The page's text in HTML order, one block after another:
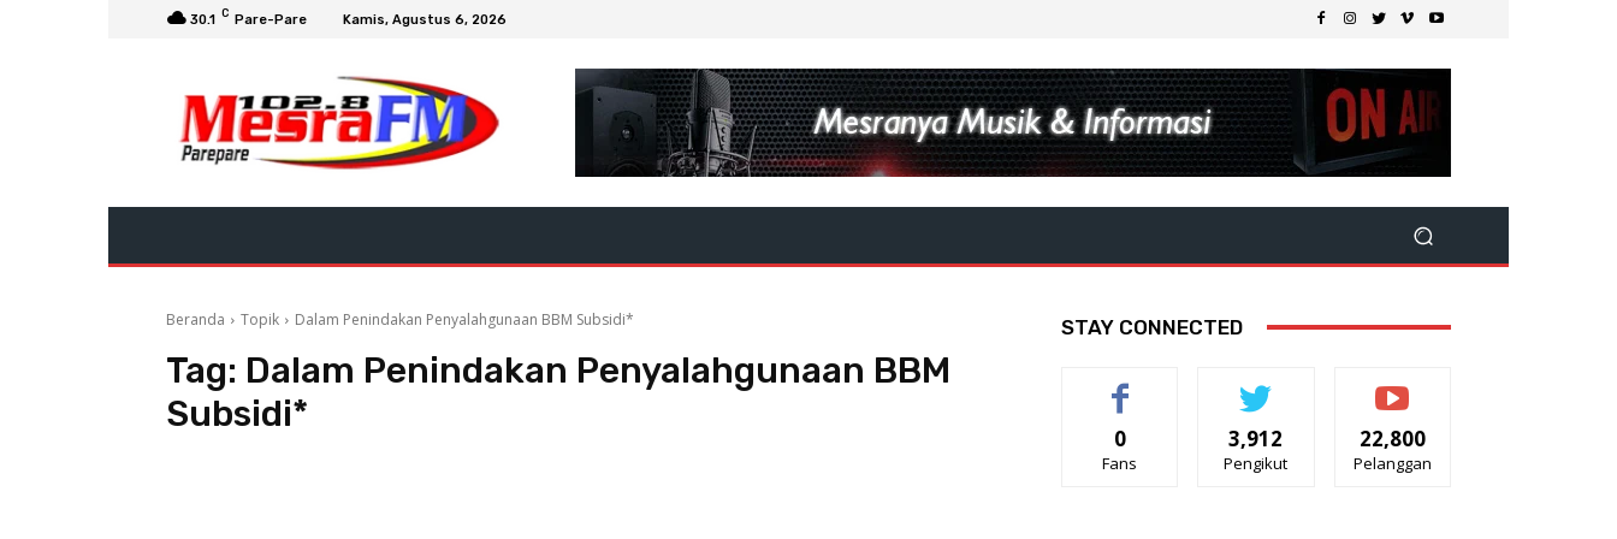
30.1 C Pare-Pare Kamis, Agustus 6, 2026
Beranda Topik Dalam Penindakan Penyalahgunaan BBM Subsidi*
Tag: Dalam Penindakan Penyalahgunaan BBM
Subsidi*
STAY CONNECTED
0
Fans
3,912
Pengikut
22,800
Pelanggan